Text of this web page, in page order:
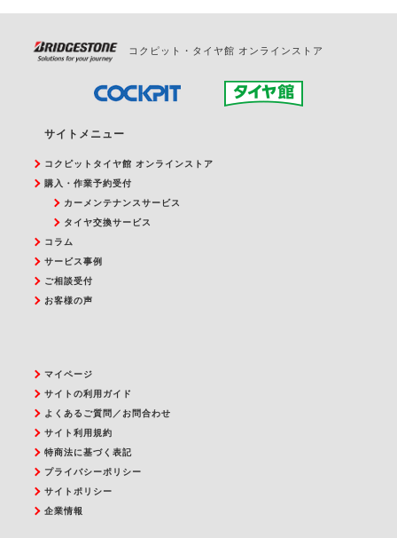
コクピット・タイヤ館 オンラインストア
サイトメニュー
コクピットタイヤ館 オンラインストア
購入・作業予約受付
カーメンテナンスサービス
タイヤ交換サービス
コラム
サービス事例
ご相談受付
お客様の声
マイページ
サイトの利用ガイド
よくあるご質問／お問合わせ
サイト利用規約
特商法に基づく表記
プライバシーポリシー
サイトポリシー
企業情報